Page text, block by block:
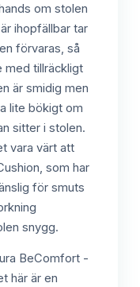
om stolen
ihopfällbar tar
förvaras, så
med tillräckligt
är smidig men
lite bökigt om
sitter i stolen.
vara värt att
som har
för smuts
snygg.
BeComfort -
här är en